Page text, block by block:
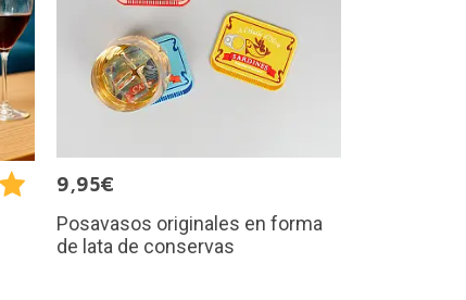
9,95€
Posavasos originales en forma
de lata de conservas